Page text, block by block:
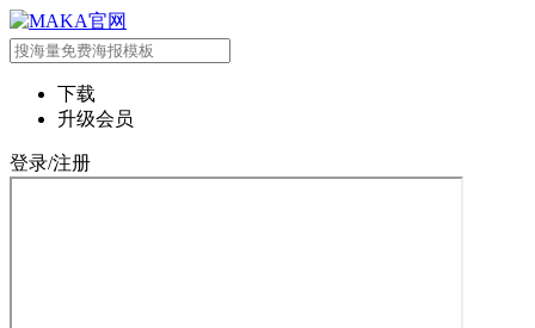
下载
升级会员
登录/注册